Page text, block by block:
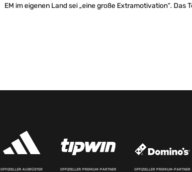
EM im eigenen Land sei „eine große Extramotivation“. Das
OFFIZIELLER AUSRÜSTER OFFIZIELLER PREMIUM-PARTNER OFFIZIELLER PREMIUM-PARTNER